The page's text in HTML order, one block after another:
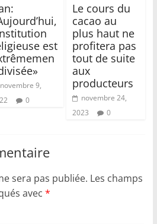
est
novembre 9,
0
Le cours du
cacao au
plus haut ne
profitera pas
tout de suite
aux
producteurs
novembre 24,
2023
0
sera pas publiée. Les champs
avec *